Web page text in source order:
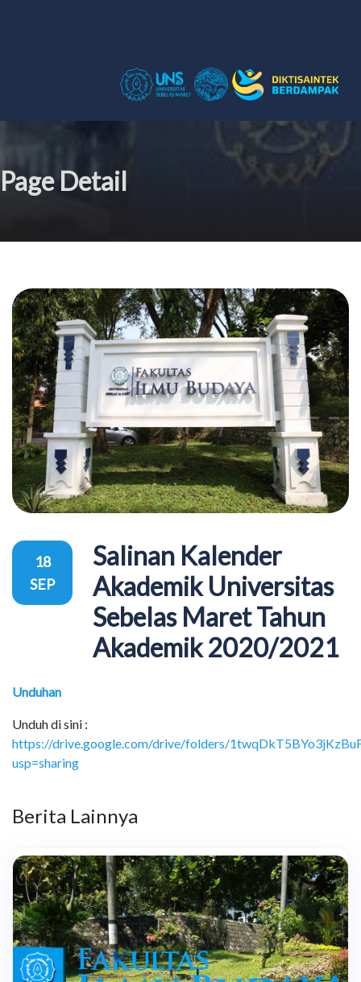
Page Detail
Salinan Kalender
Akademik Universitas
Sebelas Maret Tahun
Akademik 2020/2021
18
SEP
Unduhan
Unduh di sini :
https://drive.google.com/drive/folders/
usp=sharing
Berita Lainnya